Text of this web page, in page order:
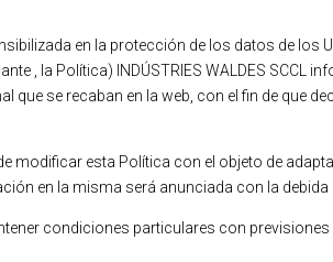
en la protección de los datos de
, la Política) INDÚSTRIES WALDES
que se recaban en la web, con el fin de que
de modificar esta Política con el objeto de
en la misma será anunciada con la
condiciones particulares con